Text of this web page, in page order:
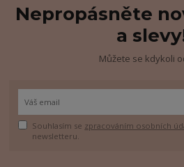
Nepropásněte
a
Můžete se kdykoli
Souhlasím se zpracováním osobních
newsletteru.